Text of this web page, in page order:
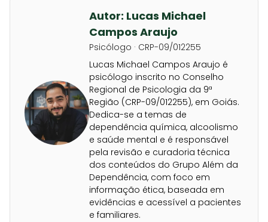
Autor: Lucas Michael
Campos Araujo
Psicólogo · CRP-09/012255
Lucas Michael Campos Araujo é
psicólogo inscrito no Conselho
Regional de Psicologia da 9ª
Região (CRP-09/012255), em Goiás.
Dedica-se a temas de
dependência química, alcoolismo
e saúde mental e é responsável
pela revisão e curadoria técnica
dos conteúdos do Grupo Além da
Dependência, com foco em
informação ética, baseada em
evidências e acessível a pacientes
e familiares.